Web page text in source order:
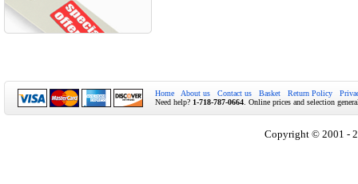
Home About us Contact us Basket Return Policy
Need help? 1-718-787-0664 . Online prices and selection
Copyright © 2001 -